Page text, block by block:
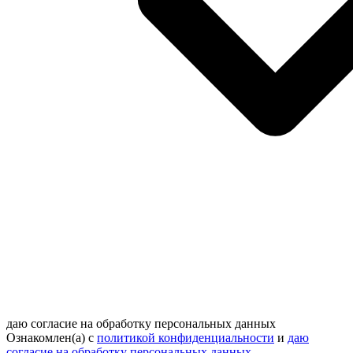
даю согласие на обработку персональных данных
Ознакомлен(а) с политикой конфиденциальности и даю